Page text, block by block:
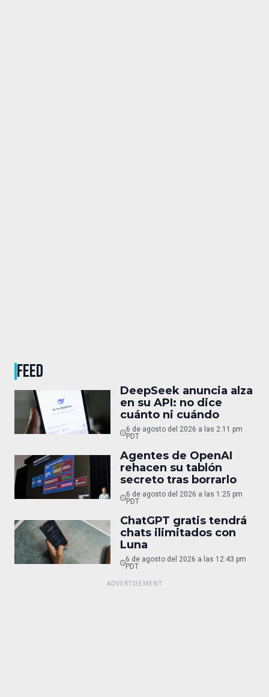
FEED
DeepSeek anuncia alza
en su API: no dice
cuánto ni cuándo
6 de agosto del 2026 a las 2:11 pm
PDT
Agentes de OpenAI
rehacen su tablón
secreto tras borrarlo
6 de agosto del 2026 a las 1:25 pm
PDT
ChatGPT gratis tendrá
chats ilimitados con
Luna
6 de agosto del 2026 a las 12:43 pm
PDT